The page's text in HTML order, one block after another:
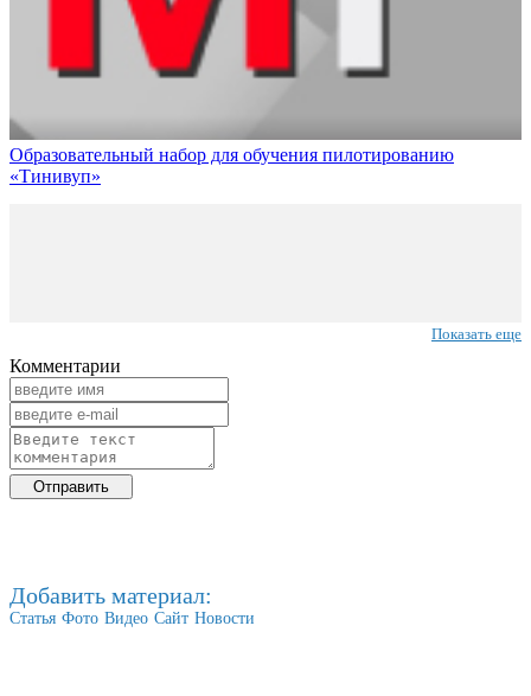
Образовательный набор для обучения пилотированию
«Тинивуп»
Показать еще
Комментарии
Добавить материал:
Статья Фото Видео Сайт Новости